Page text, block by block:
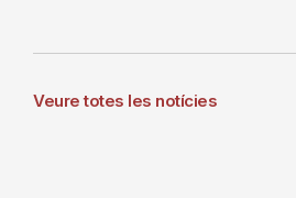
Veure totes les notícies